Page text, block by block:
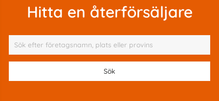
Hitta en återförsäljare